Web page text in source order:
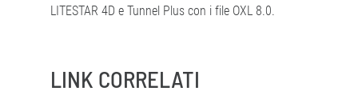
LITESTAR 4D e Tunnel Plus con i file OXL 8.0.
LINK CORRELATI